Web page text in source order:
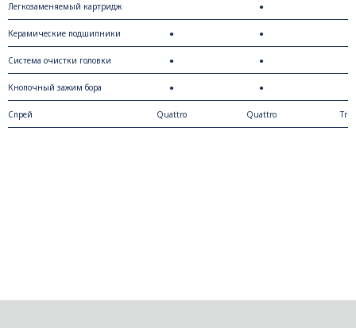
стекла
Легкозаменяемый картридж
Керамические подшипники
Система очистки головки
Кнопочный зажим бора
Спрей
●
●
●
Quattro
●
●
●
●
Quattro